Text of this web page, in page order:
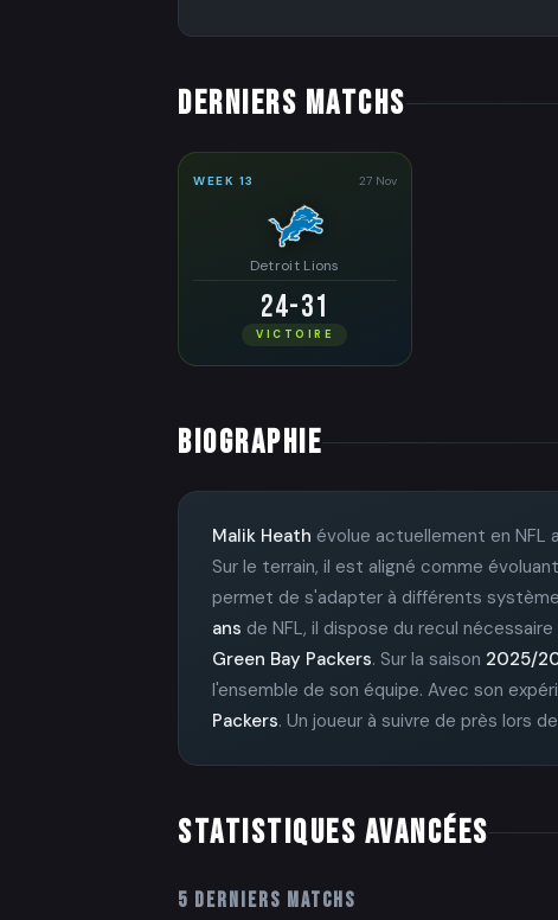
DERNIERS MATCHS
WEEK 13 27 Nov
Detroit Lions
24-31
VICTOIRE
BIOGRAPHIE
Malik Heath évolue actuellement en NFL
Sur le terrain, il est aligné comme
permet de s'adapter à différents
ans de NFL, il dispose du recul
Green Bay Packers. Sur la saison 2025/
l'ensemble de son équipe. Avec son
Packers. Un joueur à suivre de près lors
STATISTIQUES AVANCÉES
5 DERNIERS MATCHS